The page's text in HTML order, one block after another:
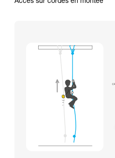
Accès sur cordes en montée